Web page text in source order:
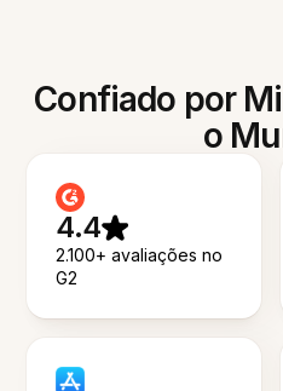
Confiado por
o
4.4
2.100+ avaliações no
G2